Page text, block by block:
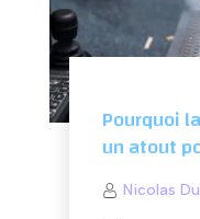
Pourquoi
un atout
Nicolas